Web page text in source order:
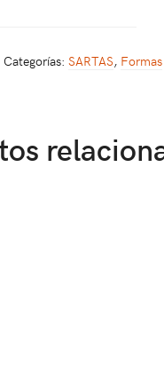
Categorías: SARTAS, Formas